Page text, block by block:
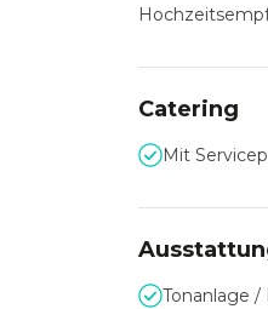
Catering
Mit
Tonanlage /